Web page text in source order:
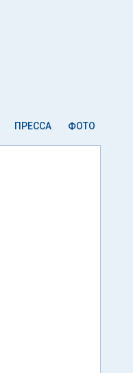
ПРЕССА ФОТО